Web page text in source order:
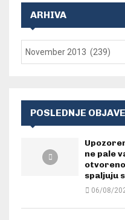
ARHIVA
POSLEDNJE OBJAVE
ne pale
spaljuju
06/08/